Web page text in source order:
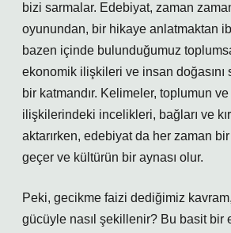
bizi sarmalar. Edebiyat, zaman
oyunundan, bir hikaye anlatmaktan
bazen içinde bulunduğumuz
ekonomik ilişkileri ve insan doğasını
bir katmandır. Kelimeler, toplumun
ilişkilerindeki incelikleri, bağları ve
aktarırken, edebiyat da her zaman bir
geçer ve kültürün bir aynası olur.
Peki, gecikme faizi dediğimiz
gücüyle nasıl şekillenir? Bu basit bir